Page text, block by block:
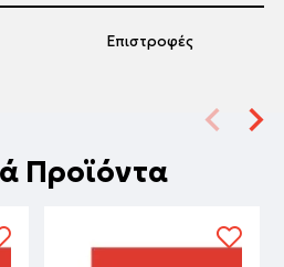
Επιστροφές
Προϊόντα